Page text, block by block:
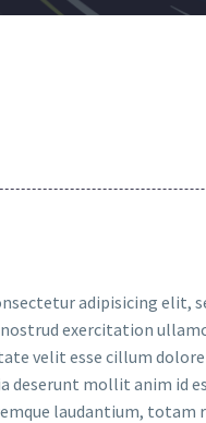
adipisicing elit,
exercitation
velit esse cillum
deserunt mollit anim id
laudantium, totam